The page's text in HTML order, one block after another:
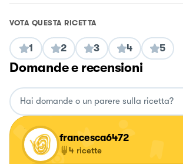
VOTA QUESTA RICETTA
1 2 3 4 5
Domande e recensioni
francesca6472
4 ricette